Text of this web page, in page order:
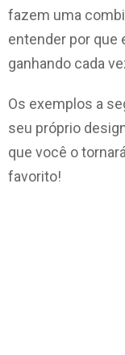
fazem uma
entender por que
ganhando cada
Os exemplos a
seu próprio
que você o
favorito!